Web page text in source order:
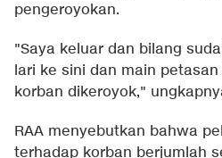
pengeroyokan.
"Saya keluar dan bilang
lari ke sini dan main
korban dikeroyok,"
RAA menyebutkan bahwa
terhadap korban berjumlah